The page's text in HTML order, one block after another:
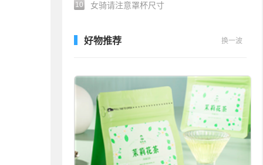
10 女骑请注意罩杯尺寸
好物推荐 换一波